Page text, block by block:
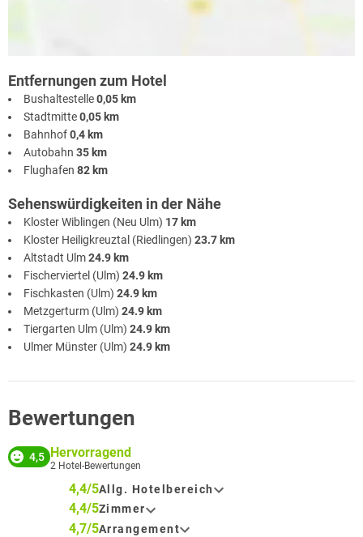
Entfernungen zum Hotel
Bushaltestelle0,05 km
Stadtmitte0,05 km
Bahnhof0,4 km
Autobahn 35 km
Flughafen 82 km
Sehenswürdigkeiten in der Nähe
Kloster Wiblingen (Neu Ulm) 17 km
Kloster Heiligkreuztal (Riedlingen) 23.7 km
Altstadt Ulm24.9 km
Fischerviertel (Ulm) 24.9 km
Fischkasten (Ulm) 24.9 km
Metzgerturm (Ulm) 24.9 km
Tiergarten Ulm (Ulm) 24.9 km
Ulmer Münster (Ulm) 24.9 km
Bewertungen
4,5 Hervorragend
2 Hotel-Bewertungen
4,4/5Allg. Hotelbereich
4,4/5Zimmer
4,7/5Arrangement